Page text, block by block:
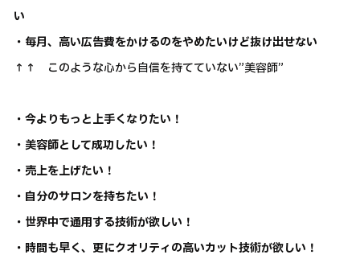
い
・毎月、高い広告費をかけるのをやめたいけど抜け出せない
↑↑ このような心から自信を持てていない”美容師”
・今よりもっと上手くなりたい！
・美容師として成功したい！
・売上を上げたい！
・自分のサロンを持ちたい！
・世界中で通用する技術が欲しい！
・時間も早く、更にクオリティの高いカット技術が欲しい！